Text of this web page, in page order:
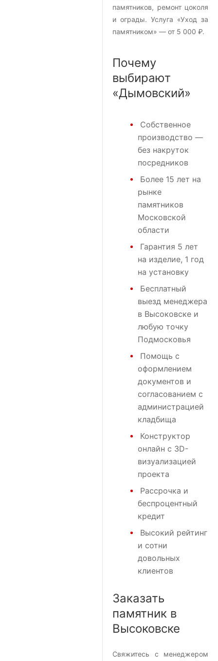
памятников, ремонт цоколя
и ограды. Услуга «Уход за
памятником» — от 5 000 ₽.
Почему
выбирают
«Дымовский»
Собственное
производство —
без накруток
посредников
Более 15 лет на
рынке
памятников
Московской
области
Гарантия 5 лет
на изделие, 1 год
на установку
Бесплатный
выезд менеджера
в Высоковске и
любую точку
Подмосковья
Помощь с
оформлением
документов и
согласованием с
администрацией
кладбища
Конструктор
онлайн с 3D-
визуализацией
проекта
Рассрочка и
беспроцентный
кредит
Высокий рейтинг
и сотни
довольных
клиентов
Заказать
памятник в
Высоковске
Свяжитесь с менеджером